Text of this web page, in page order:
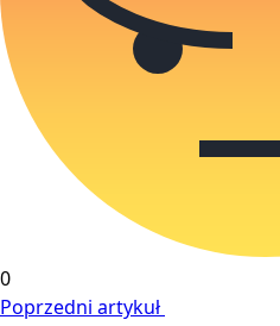
0
Poprzedni artykuł